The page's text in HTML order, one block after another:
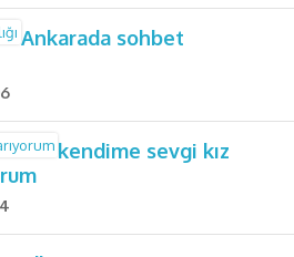
Ankarada sohbet
kendime sevgi kız